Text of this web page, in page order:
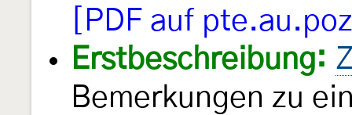
[PDF auf
Erstbeschreibung:
Bemerkungen zu